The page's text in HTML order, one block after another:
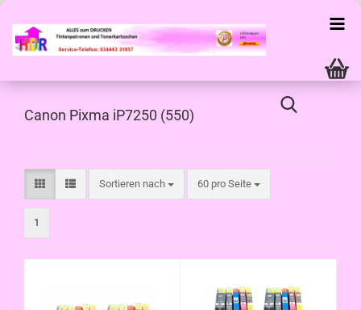
Canon Pixma iP7250 (550)
Sortieren nach
Sortieren nach 60 pro Seite
pro Seite
1